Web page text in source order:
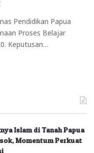
Pendidikan Papua
Proses Belajar
Keputusan…
Islam di Tanah Papua
Momentum Perkuat